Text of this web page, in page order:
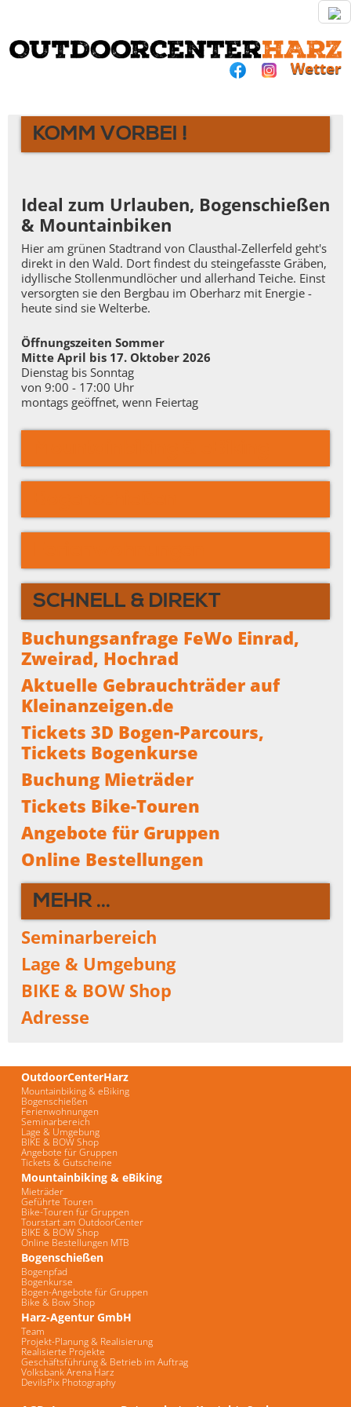
Wetter
KOMM VORBEI !
Ideal zum Urlauben, Bogenschießen
& Mountainbiken
Hier am grünen Stadtrand von Clausthal-Zellerfeld geht's
direkt in den Wald. Dort findest du steingefasste Gräben,
idyllische Stollenmundlöcher und allerhand Teiche. Einst
versorgten sie den Bergbau im Oberharz mit Energie -
heute sind sie Welterbe.
Öffnungszeiten Sommer
Mitte April bis 17. Oktober 2026
Dienstag bis Sonntag
von 9:00 - 17:00 Uhr
montags geöffnet, wenn Feiertag
SCHNELL & DIREKT
Buchungsanfrage FeWo Einrad,
Zweirad, Hochrad
Aktuelle Gebrauchträder auf
Kleinanzeigen.de
Tickets 3D Bogen-Parcours,
Tickets Bogenkurse
Buchung Mieträder
Tickets Bike-Touren
Angebote für Gruppen
Online Bestellungen
MEHR ...
Seminarbereich
Lage & Umgebung
BIKE & BOW Shop
Adresse
OutdoorCenterHarz
Mountainbiking & eBiking
Bogenschießen
Ferienwohnungen
Seminarbereich
Lage & Umgebung
BIKE & BOW Shop
Angebote für Gruppen
Tickets & Gutscheine
Mountainbiking & eBiking
Mieträder
Geführte Touren
Bike-Touren für Gruppen
Tourstart am OutdoorCenter
BIKE & BOW Shop
Online Bestellungen MTB
Bogenschießen
Bogenpfad
Bogenkurse
Bogen-Angebote für Gruppen
Bike & Bow Shop
Harz-Agentur GmbH
Team
Projekt-Planung & Realisierung
Realisierte Projekte
Geschäftsführung & Betrieb im Auftrag
Volksbank Arena Harz
DevilsPix Photography